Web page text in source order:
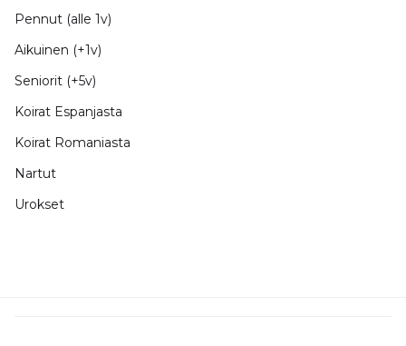
Pennut (alle 1v)
Aikuinen (+1v)
Seniorit (+5v)
Koirat Espanjasta
Koirat Romaniasta
Nartut
Urokset